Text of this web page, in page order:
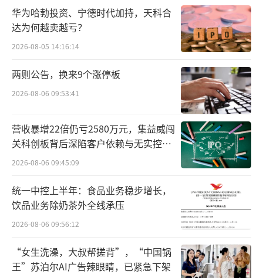
华为哈勃投资、宁德时代加持，天科合
达为何越卖越亏？
2026-08-05 14:16:14
两则公告，换来9个涨停板
2026-08-06 09:53:41
营收暴增22倍仍亏2580万元，集益威闯
关科创板背后深陷客户依赖与无实控人
困局
2026-08-06 09:45:09
统一中控上半年：食品业务稳步增长，
饮品业务除奶茶外全线承压
2026-08-06 09:56:12
“女生洗澡，大叔帮搓背”，“中国锅
王”苏泊尔AI广告辣眼睛，已紧急下架